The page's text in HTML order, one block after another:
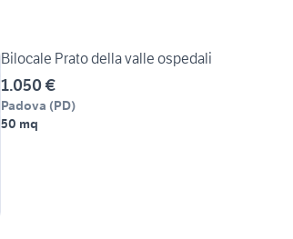
Bilocale Prato della valle ospedali
1.050 €
Padova (PD)
50 mq